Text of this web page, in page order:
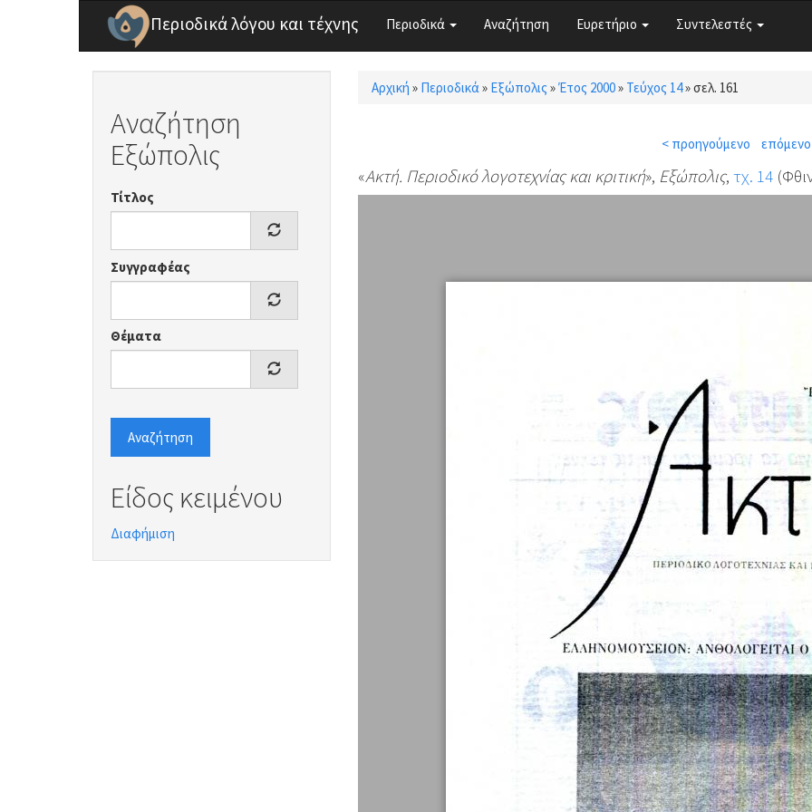
Παράκαμψη προς το κυρίως περιεχόμενο
Περιοδικά λόγου και τέχνης Περιοδικά Αναζήτηση Ευρετήριο Συντελεστές
Αναζήτηση
Εξώπολις
Τίτλος
Συγγραφέας
Θέματα
Αναζήτηση
Είδος κειμένου
Διαφήμιση
Είστε εδώ
Αρχική » Περιοδικά» Εξώπολις »Έτος 2000» Τεύχος 14»σελ. 161
< προηγούμενο
«Ακτή. Περιοδικό λογοτεχνίας και κριτική», Εξώπολις, τχ. 14